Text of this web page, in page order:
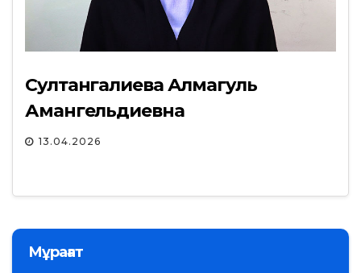
Султангалиева Алмагуль
Амангельдиевна
13.04.2026
Мұрағат